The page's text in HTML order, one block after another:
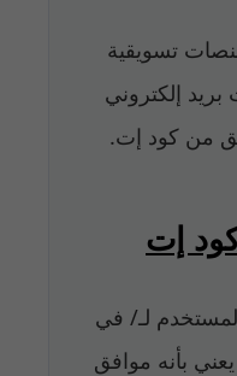
تسويقية
إلكتروني
من كود إت.
إت
لـ/ في
بأنه موافق